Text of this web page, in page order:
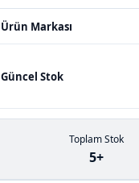
Ürün Markası
Güncel Stok
Toplam Stok
5+